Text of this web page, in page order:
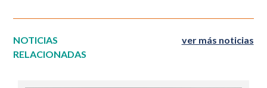
NOTICIAS
RELACIONADAS
ver más noticias